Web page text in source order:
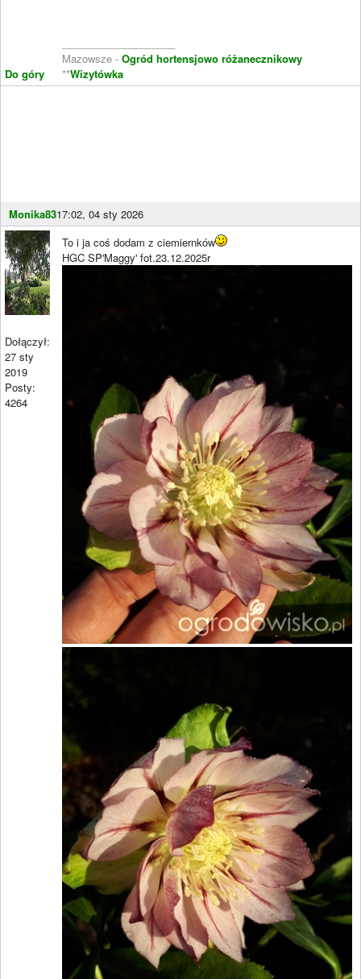
Do góry
Mazowsze - Ogród hortensjowo różanecznikowy
**Wizytówka
Monika8317:02, 04 sty 2026
Dołączył:
27 sty
2019
Posty:
4264
To i ja coś dodam z ciemiernków
HGC SP'Maggy' fot.23.12.2025r